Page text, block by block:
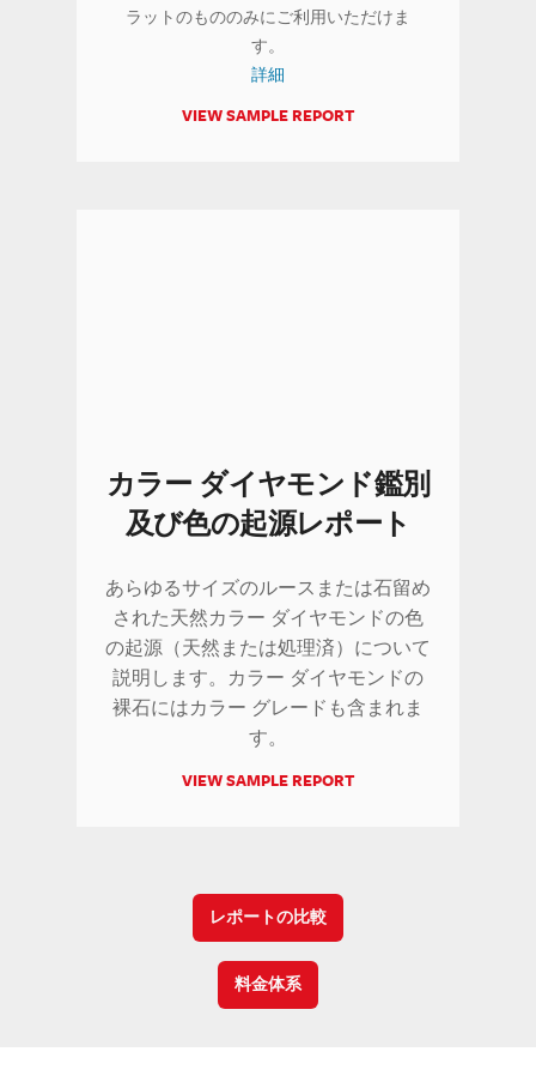
ラットのもののみにご利用いただけま
す。
詳細
VIEW SAMPLE REPORT
カラー ダイヤモンド鑑別
及び色の起源レポート
あらゆるサイズのルースまたは石留め
された天然カラー ダイヤモンドの色
の起源（天然または処理済）について
説明します。カラー ダイヤモンドの
裸石にはカラー グレードも含まれま
す。
VIEW SAMPLE REPORT
レポートの比較
料金体系